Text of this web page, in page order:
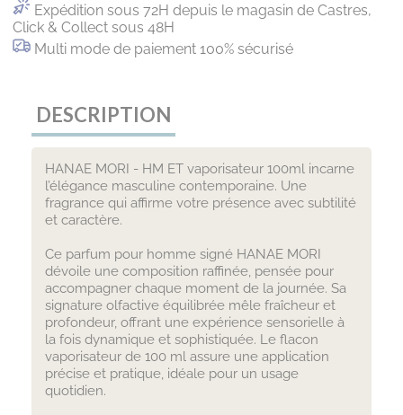
Expédition sous 72H depuis le magasin de Castres,
Click & Collect sous 48H
Multi mode de paiement 100% sécurisé
DESCRIPTION
HANAE MORI - HM ET vaporisateur 100ml incarne
l’élégance masculine contemporaine. Une
fragrance qui affirme votre présence avec subtilité
et caractère.
Ce parfum pour homme signé HANAE MORI
dévoile une composition raffinée, pensée pour
accompagner chaque moment de la journée. Sa
signature olfactive équilibrée mêle fraîcheur et
profondeur, offrant une expérience sensorielle à
la fois dynamique et sophistiquée. Le flacon
vaporisateur de 100 ml assure une application
précise et pratique, idéale pour un usage
quotidien.